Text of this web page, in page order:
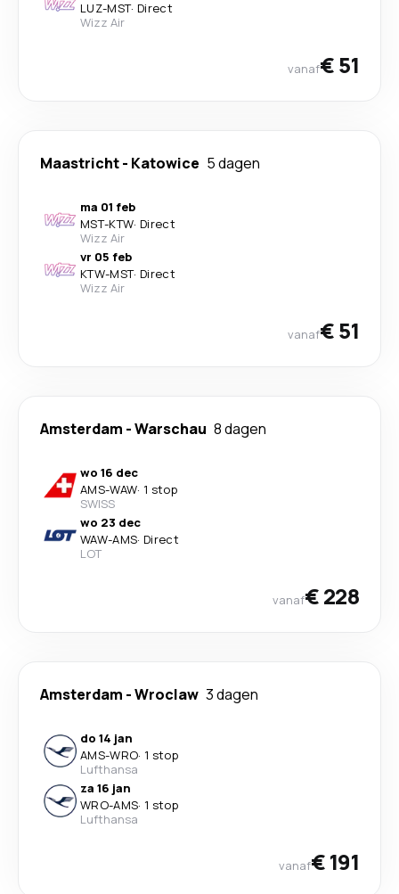
LUZ-MST· Direct
Wizz Air
vanaf€ 51
Maastricht- Katowice 5 dagen
ma 01 feb
MST-KTW· Direct
Wizz Air
vr 05 feb
KTW-MST· Direct
Wizz Air
vanaf€ 51
Amsterdam -Warschau 8 dagen
wo 16 dec
AMS-WAW· 1 stop
SWISS
wo 23 dec
WAW-AMS· Direct
LOT
vanaf€ 228
Amsterdam -Wroclaw 3 dagen
do 14 jan
AMS-WRO· 1 stop
Lufthansa
za 16 jan
WRO-AMS· 1 stop
Lufthansa
vanaf€ 191